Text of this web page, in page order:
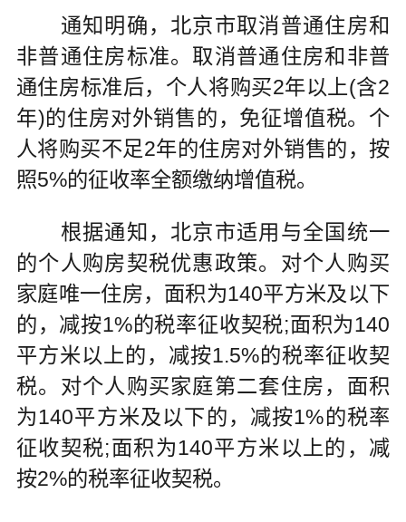
通知明确，北京市取消普通住房和
非普通住房标准。取消普通住房和非普
通住房标准后，个人将购买2年以上(含2
年)的住房对外销售的，免征增值税。个
人将购买不足2年的住房对外销售的，按
照5%的征收率全额缴纳增值税。
根据通知，北京市适用与全国统一
的个人购房契税优惠政策。对个人购买
家庭唯一住房，面积为140平方米及以下
的，减按1%的税率征收契税;面积为140
平方米以上的，减按1.5%的税率征收契
税。对个人购买家庭第二套住房，面积
为140平方米及以下的，减按1%的税率
征收契税;面积为140平方米以上的，减
按2%的税率征收契税。